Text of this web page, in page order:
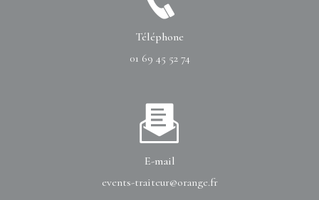
Téléphone
01 69 45 52 74
E-mail
events-traiteur@orange.fr